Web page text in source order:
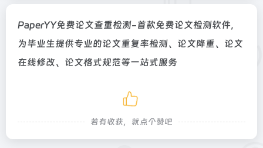
PaperYY免费论文查重检测-首款免费论文检测软件，
为毕业生提供专业的论文重复率检测、论文降重、论文
在线修改、论文格式规范等一站式服务
若有收获，就点个赞吧